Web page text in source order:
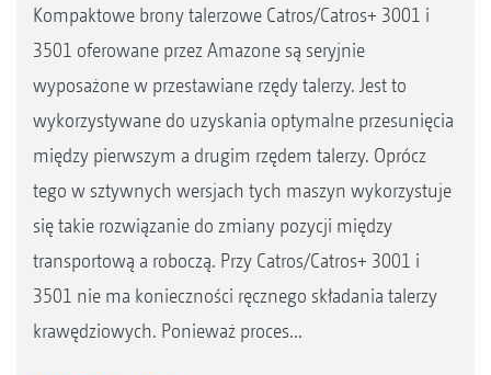
Kompaktowe brony talerzowe Catros/Catros+ 3001 i
3501 oferowane przez Amazone są seryjnie
wyposażone w przestawiane rzędy talerzy. Jest to
wykorzystywane do uzyskania optymalne przesunięcia
między pierwszym a drugim rzędem talerzy. Oprócz
tego w sztywnych wersjach tych maszyn wykorzystuje
się takie rozwiązanie do zmiany pozycji między
transportową a roboczą. Przy Catros/Catros+ 3001 i
3501 nie ma konieczności ręcznego składania talerzy
krawędziowych. Ponieważ proces...